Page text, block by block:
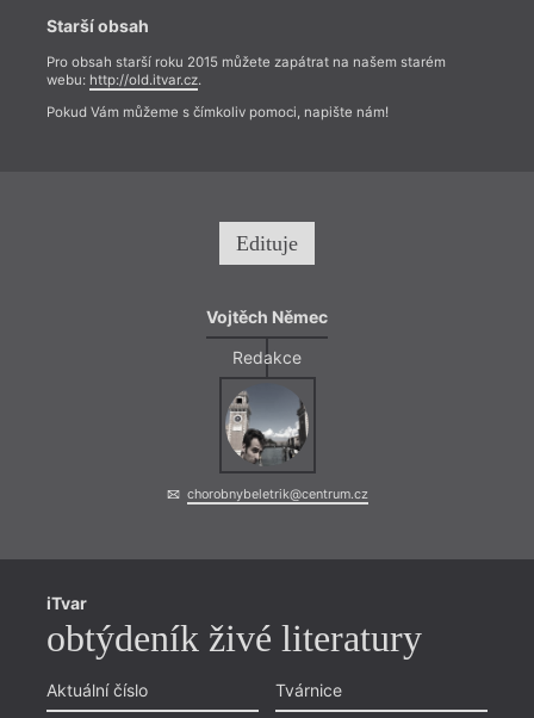
Starší obsah
Pro obsah starší roku 2015 můžete zapátrat na našem starém
webu: http://old.itvar.cz.
Pokud Vám můžeme s čímkoliv pomoci, napište nám!
Edituje
Vojtěch Němec
Redakce
chorobnybeletrik@centrum.cz
iTvar
obtýdeník živé literatury
Aktuální číslo
Tvárnice